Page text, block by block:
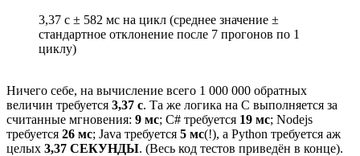
3,37 с ± 582 мс на цикл (среднее значение ±
стандартное отклонение после 7 прогонов по 1
циклу)
Ничего себе, на вычисление всего 1 000 000 обратных
величин требуется 3,37 с. Та же логика на C выполняется за
считанные мгновения: 9 мс; C# требуется 19 мс; Nodejs
требуется 26 мс; Java требуется 5 мс(!), а Python требуется аж
целых 3,37 СЕКУНДЫ. (Весь код тестов приведён в конце).